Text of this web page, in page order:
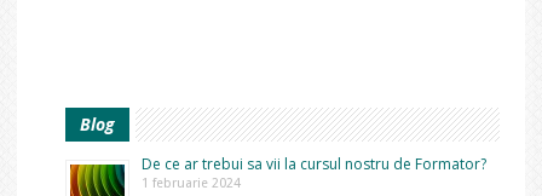
Blog
De ce ar trebui sa vii la cursul nostru de Formator?
1 februarie 2024